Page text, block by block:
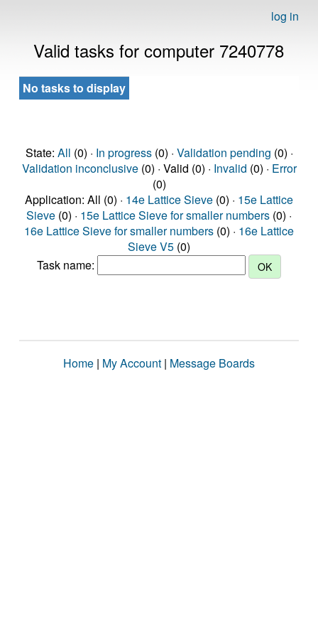
log in
Valid tasks for computer 7240778
No tasks to display
State: All (0) · In progress(0) · Validation pending (0) ·
Validation inconclusive(0) · Valid (0) · Invalid (0) · Error
(0)
Application: All (0) · 14e Lattice Sieve (0) · 15e Lattice
Sieve (0) · 15e Lattice Sieve for smaller numbers (0) ·
16e Lattice Sieve for smaller numbers (0) · 16e Lattice
Sieve V5 (0)
Task name:
Home | My Account | Message Boards